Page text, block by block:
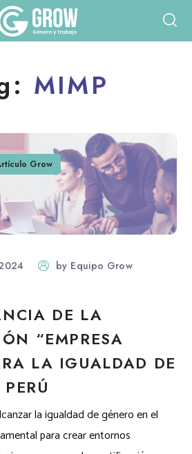
MIMP
Grow
by Equipo Grow
DE LA
“EMPRESA
LA IGUALDAD DE
la igualdad de género en el
para crear entornos